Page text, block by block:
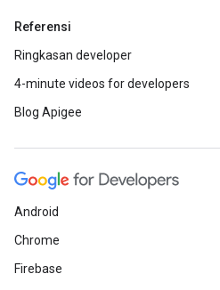
Referensi
Ringkasan developer
4-minute videos for developers
Blog Apigee
Android
Chrome
Firebase